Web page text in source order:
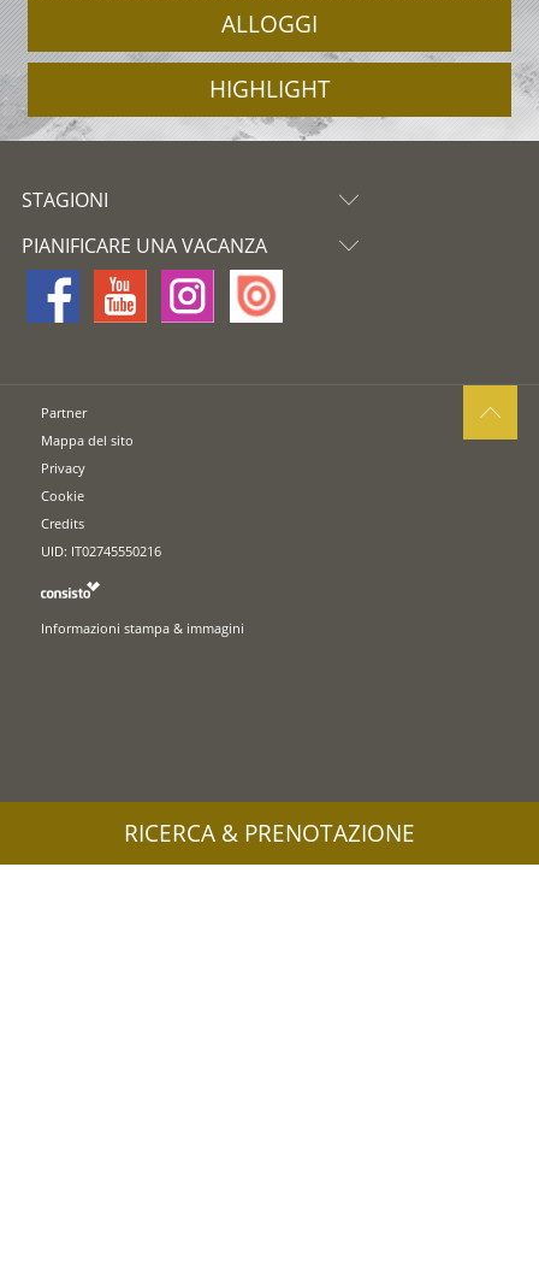
ALLOGGI
HIGHLIGHT
STAGIONI
PIANIFICARE UNA VACANZA
Partner
Mappa del sito
Privacy
Cookie
Credits
UID: IT02745550216
Informazioni stampa & immagini
RICERCA & PRENOTAZIONE